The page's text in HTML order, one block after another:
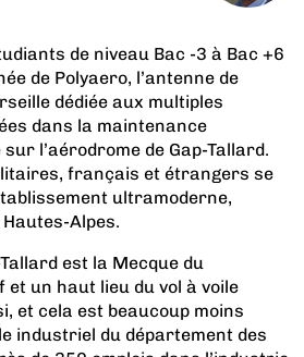
de niveau Bac -3 à Bac +6
de Polyaero, l’antenne de
dédiée aux multiples
dans la maintenance
l’aérodrome de Gap-Tallard.
français et étrangers se
ultramoderne,
Alpes.
est la Mecque du
un haut lieu du vol à voile
et cela est beaucoup moins
industriel du département des